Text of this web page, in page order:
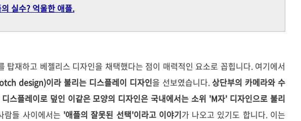
실수? 억울한 애플.
탑재하고 베젤리스 디자인을 채택했다는 점이 매력적인 요소로 꼽힙니다. 여기에서
design)이라 불리는 디스플레이 디자인을 선보였습니다.상단부의 카메라와 수
스플레이로 덮인 이같은 모양의 디자인은 국내에서는 소위 'M자' 디자인으로 불리
람들 사이에서는 '애플의 잘못된 선택'이라고 이야기가 나오고 있기도 합니다. 이는